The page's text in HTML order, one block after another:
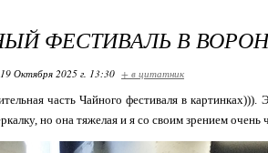
ФЕСТИВАЛЬ В
19 Октября 2025 г. 13:30 + в цитатник
часть Чайного фестиваля в
но она тяжелая и я со своим зрением